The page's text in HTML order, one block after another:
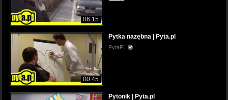
06:15
00:45
Pytka nazębna | Pyta.pl
PytaPL
Pytonik | Pyta.pl